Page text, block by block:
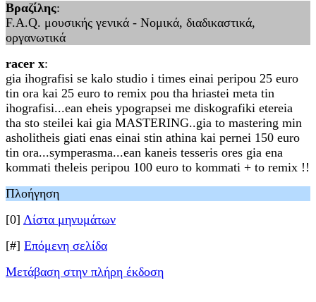
Βραζίλης:
F.A.Q. μουσικής γενικά - Νομικά, διαδικαστικά,
οργανωτικά
racer x:
gia ihografisi se kalo studio i times einai peripou 25 euro
tin ora kai 25 euro to remix pou tha hriastei meta tin
ihografisi...ean eheis ypograpsei me diskografiki etereia
tha sto steilei kai gia MASTERING..gia to mastering min
asholitheis giati enas einai stin athina kai pernei 150 euro
tin ora...symperasma...ean kaneis tesseris ores gia ena
kommati theleis peripou 100 euro to kommati + to remix !!
Πλοήγηση
[0] Λίστα μηνυμάτων
[#] Επόμενη σελίδα
Μετάβαση στην πλήρη έκδοση